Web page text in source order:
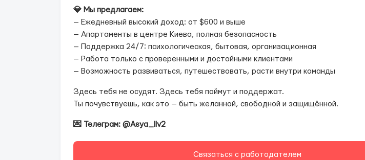
💎 Мы предлагаем:
— Ежедневный высокий доход: от $600 и выше
— Апартаменты в центре Киева, полная безопасность
— Поддержка 24/7: психологическая, бытовая, организационная
— Работа только с проверенными и достойными клиентами
— Возможность развиваться, путешествовать, расти внутри команды
Здесь тебя не осудят. Здесь тебя поймут и поддержат.
Ты почувствуешь, как это — быть желанной, свободной и защищённой.
💌 Телеграм: @Asya_llv2
Связаться с работодателем